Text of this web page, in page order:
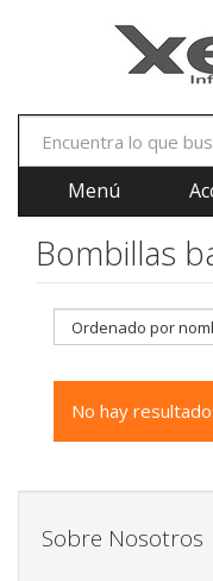
Menú
Bombillas
No hay
Sobre Nosotros